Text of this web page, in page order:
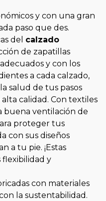
y con una gran
paso que des.
del calzado
de zapatillas
y con los
a cada calzado,
salud de tus pasos
calidad. Con textiles
buena ventilación de
proteger tus
con sus diseños
a tu pie. ¡Estas
flexibilidad y
con materiales
la sustentabilidad.